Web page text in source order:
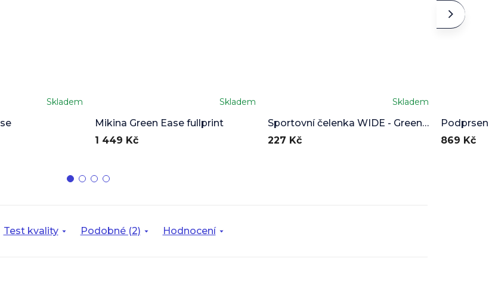
Skladem
Mikina Green Ease fullprint
Skladem
1 449 Kč
Sportovní čelenka WIDE - Green
Ease
Skladem
227 Kč
869 Kč
Test kvality Podobné (2) Hodnocení